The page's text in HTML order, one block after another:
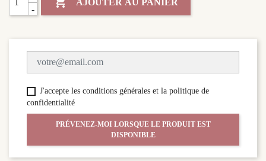
J'accepte les conditions générales et la politique de
confidentialité
PRÉVENEZ-MOI LORSQUE LE PRODUIT EST
DISPONIBLE